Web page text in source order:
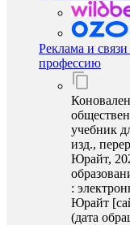
Реклама и
профессию
учебник
изд.,
Юрайт,
:
Юрайт
(дата